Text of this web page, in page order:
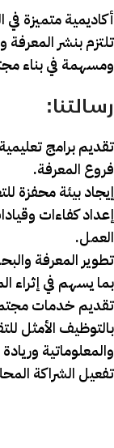
أكاديمية متميزة
تلتزم بنشر المعرفة
ومسهمة في بناء
رسالتنا:
تقديم برامج
فروع المعرفة.
إيجاد بيئة محفزة
إعداد كفاءات
العمل.
تطوير المعرفة
بما يسهم في إثراء
تقديم خدمات
بالتوظيف الأمثل
والمعلوماتية
تفعيل الشراكة